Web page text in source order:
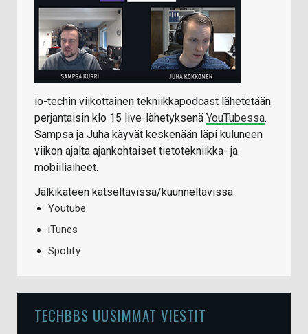
io-techin viikottainen tekniikkapodcast lähetetään
perjantaisin klo 15 live-lähetyksenä YouTubessa.
Sampsa ja Juha käyvät keskenään läpi kuluneen
viikon ajalta ajankohtaiset tietotekniikka- ja
mobiiliaiheet.
Jälkikäteen katseltavissa/kuunneltavissa:
Youtube
iTunes
Spotify
TECHBBS UUSIMMAT VIESTIT